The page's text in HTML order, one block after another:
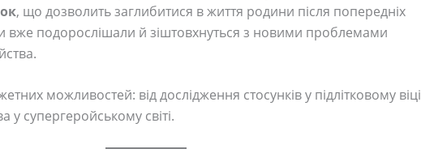
, що дозволить заглибитися в життя родини після попередніх
вже подорослішали й зіштовхнуться з новими проблемами
можливостей: від дослідження стосунків у підлітковому віці
у супергеройському світі.